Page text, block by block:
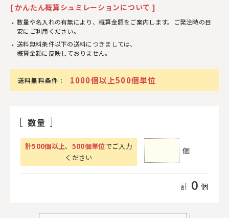
[ かんたん概算シュミレーションについて ]
数量や名入れの有無により、概算金額をご案内します。ご発注時の目
安にご利用ください。
送料無料条件以下の送料につきましては、
概算金額に反映しておりません。
送料無料条件 : 1000個以上500個単位
数量
計500個以上、 500個単位でご入力
ください
個
計 0 個